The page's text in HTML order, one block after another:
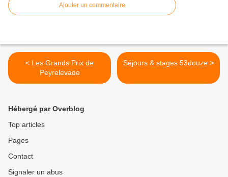
Ajouter un commentaire
< Les Grands Prix de
Peyrelevade
Séjours & stages 53douze >
Hébergé par Overblog
Top articles
Pages
Contact
Signaler un abus